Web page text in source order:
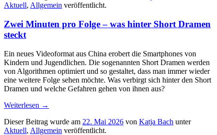
Aktuell, Allgemein veröffentlicht.
Zwei Minuten pro Folge – was hinter Short Dramen
steckt
Ein neues Videoformat aus China erobert die Smartphones von
Kindern und Jugendlichen. Die sogenannten Short Dramen werden
von Algorithmen optimiert und so gestaltet, dass man immer wieder
eine weitere Folge sehen möchte. Was verbirgt sich hinter den Short
Dramen und welche Gefahren gehen von ihnen aus?
Weiterlesen →
Dieser Beitrag wurde am 22. Mai 2026 von Katja Bach unter
Aktuell, Allgemein veröffentlicht.